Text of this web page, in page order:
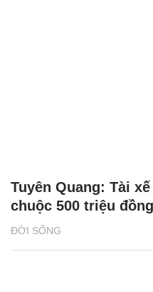
ĐỜI SỐNG
Tuyên Quang: Tài
chuộc 500 triệu đồng